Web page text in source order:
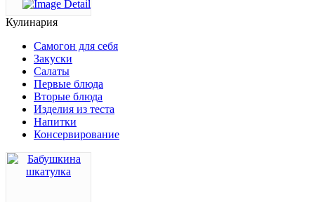
Кулинария
Самогон для себя
Закуски
Салаты
Первые блюда
Вторые блюда
Изделия из теста
Напитки
Консервирование